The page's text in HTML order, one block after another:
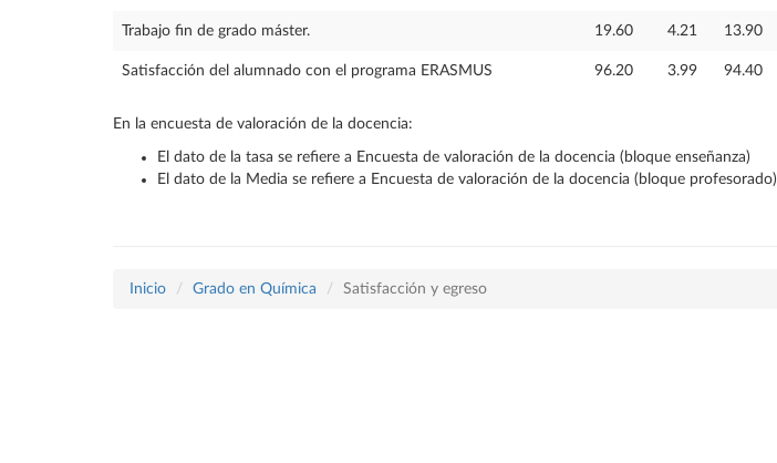
Trabajo fin de grado máster. 19.60 4.21 13.90
Satisfacción del alumnado con el programa ERASMUS 96.20 3.99 94.40
En la encuesta de valoración de la docencia:
El dato de la tasa se refiere a Encuesta de valoración de la docencia (bloque enseñanza)
El dato de la Media se refiere a Encuesta de valoración de la docencia (bloque profesorado)
Inicio Grado en Química Satisfacción y egreso